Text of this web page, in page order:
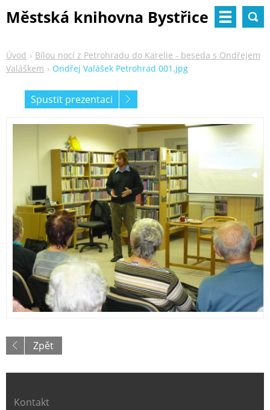
Městská knihovna Bystřice
Úvod
Bílou nocí z Petrohradu do Karelie - beseda s Ondřejem
Valáškem
Ondřej Valášek Petrohrad 001.jpg
Spustit prezentaci
Zpět
Kontakt